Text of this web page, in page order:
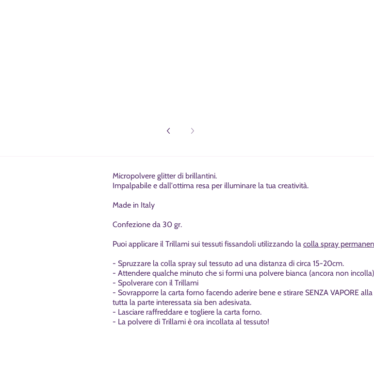
Micropolvere glitter di brillantini.
Impalpabile e dall'ottima resa per illuminare la tua creatività.
Made in Italy
Confezione da 30 gr.
Puoi applicare il Trillami sui tessuti fissandoli utilizzando la colla spray
- Spruzzare la colla spray sul tessuto ad una distanza di circa 15-20cm.
- Attendere qualche minuto che si formi una polvere bianca (ancora non
- Spolverare con il Trillami
- Sovrapporre la carta forno facendo aderire bene e stirare SENZA VAPORE
tutta la parte interessata sia ben adesivata.
- Lasciare raffreddare e togliere la carta forno.
- La polvere di Trillami è ora incollata al tessuto!